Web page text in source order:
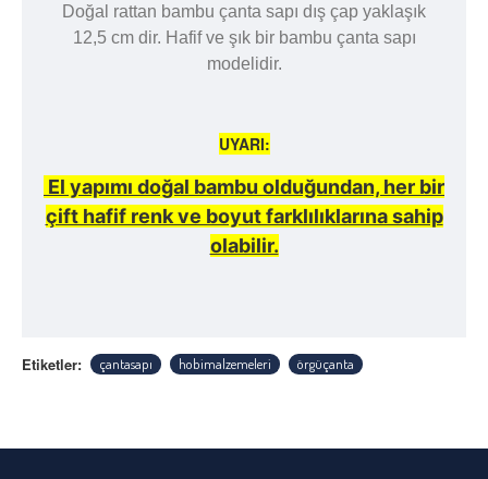
Doğal rattan bambu çanta sapı dış çap yaklaşık
12,5 cm dir. Hafif ve şık bir bambu çanta sapı
modelidir.
UYARI:
El yapımı doğal bambu olduğundan, her bir
çift hafif renk ve boyut farklılıklarına sahip
olabilir.
Etiketler: çantasapı hobimalzemeleri örgüçanta